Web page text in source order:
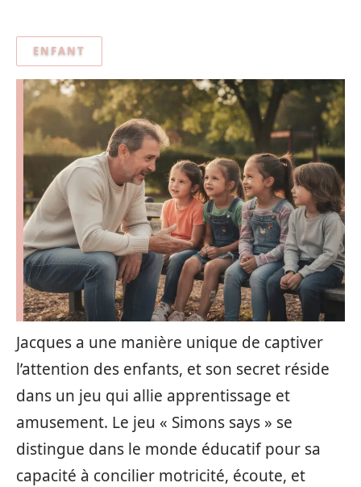
ENFANT
Jacques a une manière unique de captiver
l’attention des enfants, et son secret réside
dans un jeu qui allie apprentissage et
amusement. Le jeu « Simons says » se
distingue dans le monde éducatif pour sa
capacité à concilier motricité, écoute, et